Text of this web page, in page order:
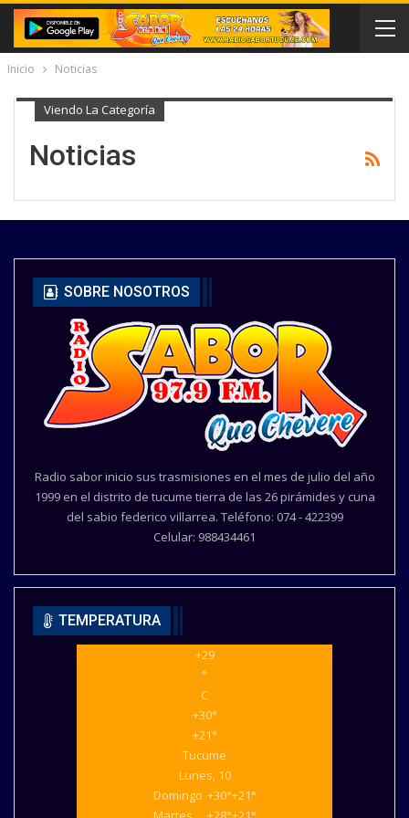
Inicio Noticias
Viendo La Categoría
Noticias
SOBRE NOSOTROS
Radio sabor inicio sus trasmisiones en el mes de julio del año
1999 en el distrito de tucume tierra de las 26 pirámides y cuna
del sabio federico villarrea. Teléfono: 074 - 422399
Celular: 988434461
TEMPERATURA
+29
°
C
+30°
+21°
Tucume
Lunes, 10
Domingo +30°+21°